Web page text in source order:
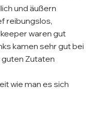
und äußern
reibungslos,
waren gut
kamen sehr gut bei
guten Zutaten
wie man es sich